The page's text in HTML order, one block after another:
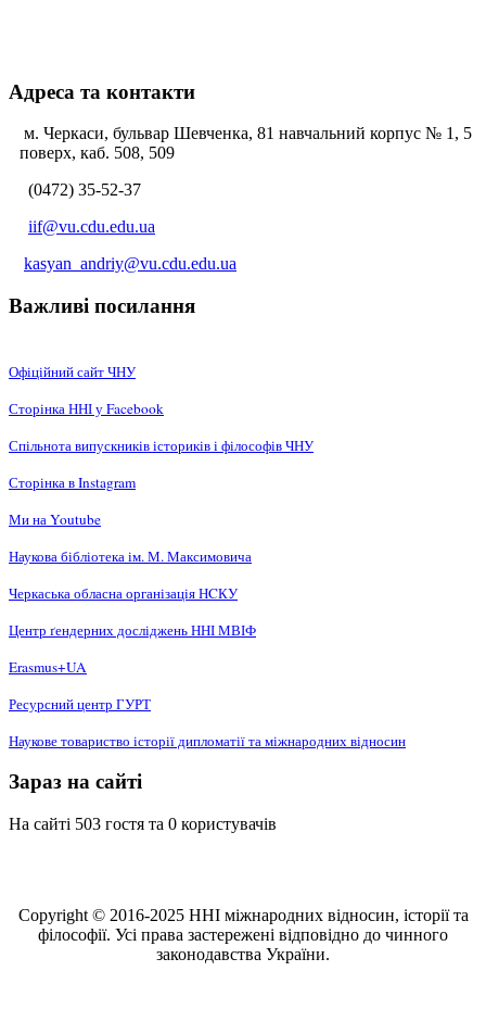
Адреса та контакти
м. Черкаси, бульвар Шевченка, 81 навчальний корпус № 1, 5
поверх, каб. 508, 509
(0472) 35-52-37
iif@vu.cdu.edu.ua
kasyan_andriy@vu.cdu.edu.ua
Важливі посилання
Офіційний сайт ЧНУ
Сторінка ННІ у Facebook
Спільнота випускників істориків і філософів ЧНУ
Сторінка в Instagram
Ми на Youtube
Наукова бібліотека ім. М. Максимовича
Черкаська обласна організація НCКУ
Центр ґендерних досліджень ННІ МВІФ
Erasmus+UA
Ресурсний центр ГУРТ
Наукове товариство історії дипломатії та міжнародних відносин
Зараз на сайті
На сайті 503 гостя та 0 користувачів
Copyright © 2016-2025 ННІ міжнародних відносин, історії та
філософії. Усі права застережені відповідно до чинного
законодавства України.